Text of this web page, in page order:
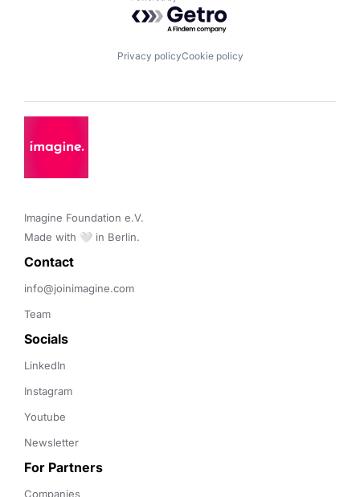
Privacy policyCookie policy
Imagine Foundation e.V.
Made with 🤍 in Berlin.
Contact
info@joinimagine.com
Team
Socials
LinkedIn
Instagram
Youtube
Newsletter
For Partners
Companies